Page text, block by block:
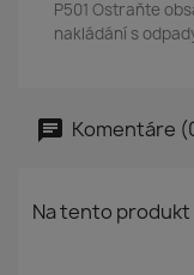
P501 Ostraňte
nakládání s
Komentáre
Na tento